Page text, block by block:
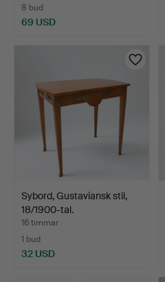
8 bud
69 USD
Sybord, Gustaviansk stil,
18/1900-tal.
16 timmar
1 bud
32 USD